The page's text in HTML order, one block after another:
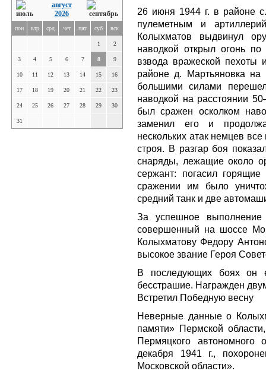
август
2026
пон втр срд чет пят суб вск
1 2
3 4 5 6 7 8 9
10 11 12 13 14 15 16
17 18 19 20 21 22 23
24 25 26 27 28 29 30
31
26 июня 1944 г. в районе
пулеметным и
Колыхматов выдвинул
наводкой открыл огонь
взвода вражеской
районе д. Мартьяновка
большими силами
наводкой на расстоянии
был сражен осколком
заменил его и
нескольких атак немцев
строя. В разгар боя
снаряды, лежащие около
сержант: погасил
сражении им было
средний танк и две
За успешное выполнение
совершенный на шоссе
Колыхматову Федору
высокое звание Героя
В последующих боях он
бесстрашие. Награжден
Встретил Победную весну
Неверные данные о
памяти» Пермской
Пермяцкого
декабря 1941 г.,
Московской области».